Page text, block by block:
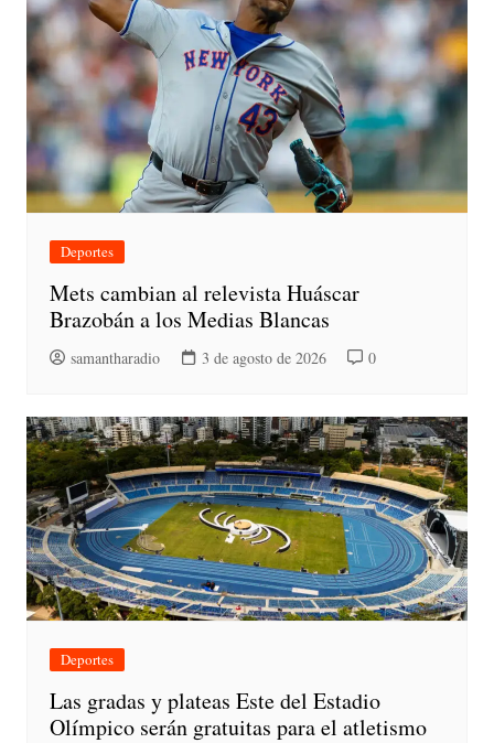
Deportes
Mets cambian al relevista Huáscar
Brazobán a los Medias Blancas
samantharadio 3 de agosto de 2026 0
Deportes
Las gradas y plateas Este del Estadio
Olímpico serán gratuitas para el atletismo